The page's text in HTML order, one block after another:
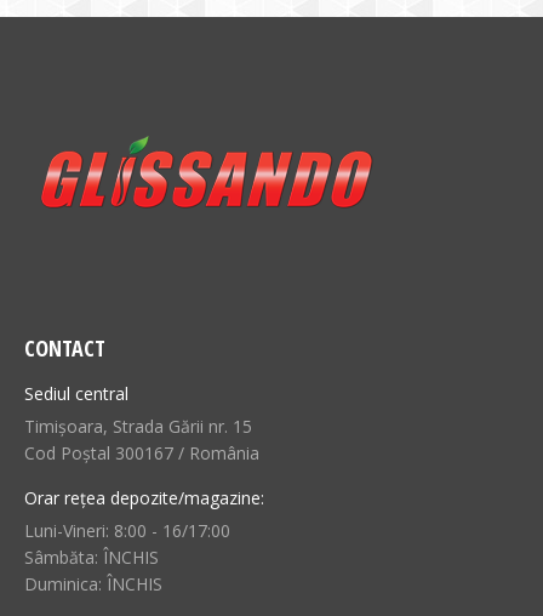
CONTACT
Sediul central
Timișoara, Strada Gării nr. 15
Cod Poștal 300167 / România
Orar rețea depozite/magazine:
Luni-Vineri: 8:00 - 16/17:00
Sâmbăta: ÎNCHIS
Duminica: ÎNCHIS